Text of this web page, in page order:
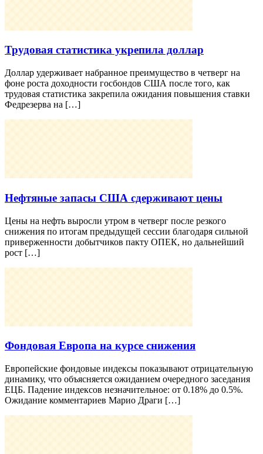
Трудовая статистика укрепила доллар
Доллар удерживает набранное преимущество в четверг на
фоне роста доходности госбондов США после того, как
трудовая статистика закрепила ожидания повышения ставки
Федрезерва на […]
Нефтяные запасы США сдерживают цены
Цены на нефть выросли утром в четверг после резкого
снижения по итогам предыдущей сессии благодаря сильной
приверженности добытчиков пакту ОПЕК, но дальнейший
рост […]
Фондовая Европа на курсе снижения
Европейские фондовые индексы показывают отрицательную
динамику, что объясняется ожиданием очередного заседания
ЕЦБ. Падение индексов незначительное: от 0.18% до 0.5%.
Ожидание комментариев Марио Драги […]